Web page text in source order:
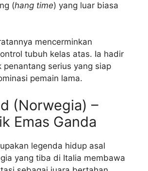
(hang time) yang luar biasa
mencerminkan
tubuh kelas atas. Ia hadir
penantang serius yang siap
pemain lama.
(Norwegia) –
Emas Ganda
legenda hidup asal
yang tiba di Italia membawa